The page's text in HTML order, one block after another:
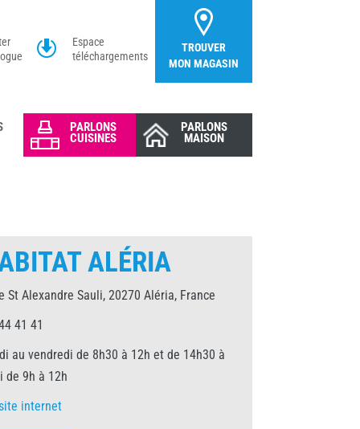
Espace
téléchargements
TROUVER
MON MAGASIN
PARLONS
CUISINES
PARLONS
MAISON
ALÉRIA
St Alexandre Sauli, 20270 Aléria, France
41 41
au vendredi de 8h30 à 12h et de 14h30 à
de 9h à 12h
internet